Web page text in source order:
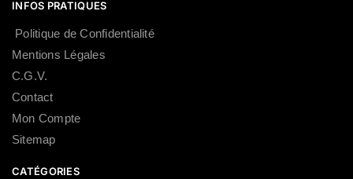
INFOS PRATIQUES
Politique de Confidentialité
Mentions Légales
C.G.V.
Contact
Mon Compte
Sitemap
CATÉGORIES